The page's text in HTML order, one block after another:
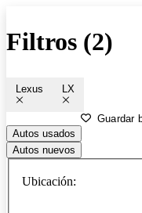
Filtros (2)
Lexus LX
Guardar
Autos usados
Autos nuevos
Ubicación: